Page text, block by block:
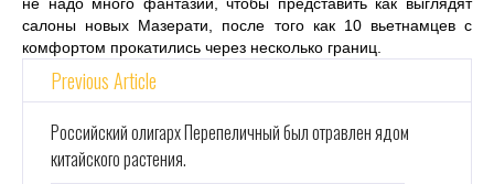
салоны новых Мазерати, после того как 10 вьетнамцев с
комфортом прокатились через несколько границ.
Previous Article
Российский олигарх Перепеличный был отравлен ядом
китайского растения.